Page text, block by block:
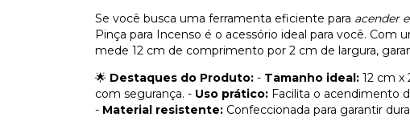
Se você busca uma ferramenta eficiente para acender
Pinça para Incenso é o acessório ideal para você.
mede 12 cm de comprimento por 2 cm de largura,
🌟 Destaques do Produto: - Tamanho ideal: 12 cm x
com segurança. - Uso prático: Facilita o acendimento
- Material resistente: Confeccionada para garantir